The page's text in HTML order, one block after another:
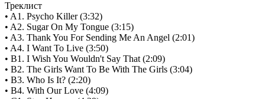
Треклист
• A1. Psycho Killer (3:32)
• A2. Sugar On My Tongue (3:15)
• A3. Thank You For Sending Me An Angel (2:01)
• A4. I Want To Live (3:50)
• B1. I Wish You Wouldn't Say That (2:09)
• B2. The Girls Want To Be With The Girls (3:04)
• B3. Who Is It? (2:20)
• B4. With Our Love (4:09)